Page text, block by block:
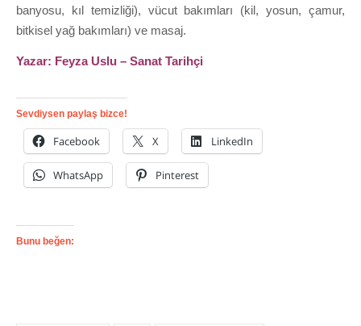
banyosu, kıl temizliği), vücut bakımları (kil, yosun, çamur,
bitkisel yağ bakımları) ve masaj.
Yazar: Feyza Uslu – Sanat Tarihçi
Sevdiysen paylaş bizce!
Facebook X LinkedIn
WhatsApp Pinterest
Bunu beğen: